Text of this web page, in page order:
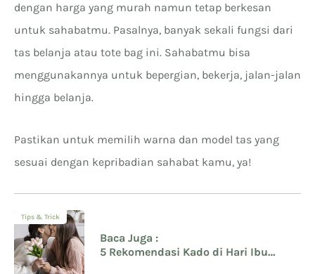
dengan harga yang murah namun tetap berkesan
untuk sahabatmu. Pasalnya, banyak sekali fungsi dari
tas belanja atau tote bag ini. Sahabatmu bisa
menggunakannya untuk bepergian, bekerja, jalan-jalan
hingga belanja.
Pastikan untuk memilih warna dan model tas yang
sesuai dengan kepribadian sahabat kamu, ya!
Tips & Trick
Baca Juga :
5 Rekomendasi Kado di Hari Ibu